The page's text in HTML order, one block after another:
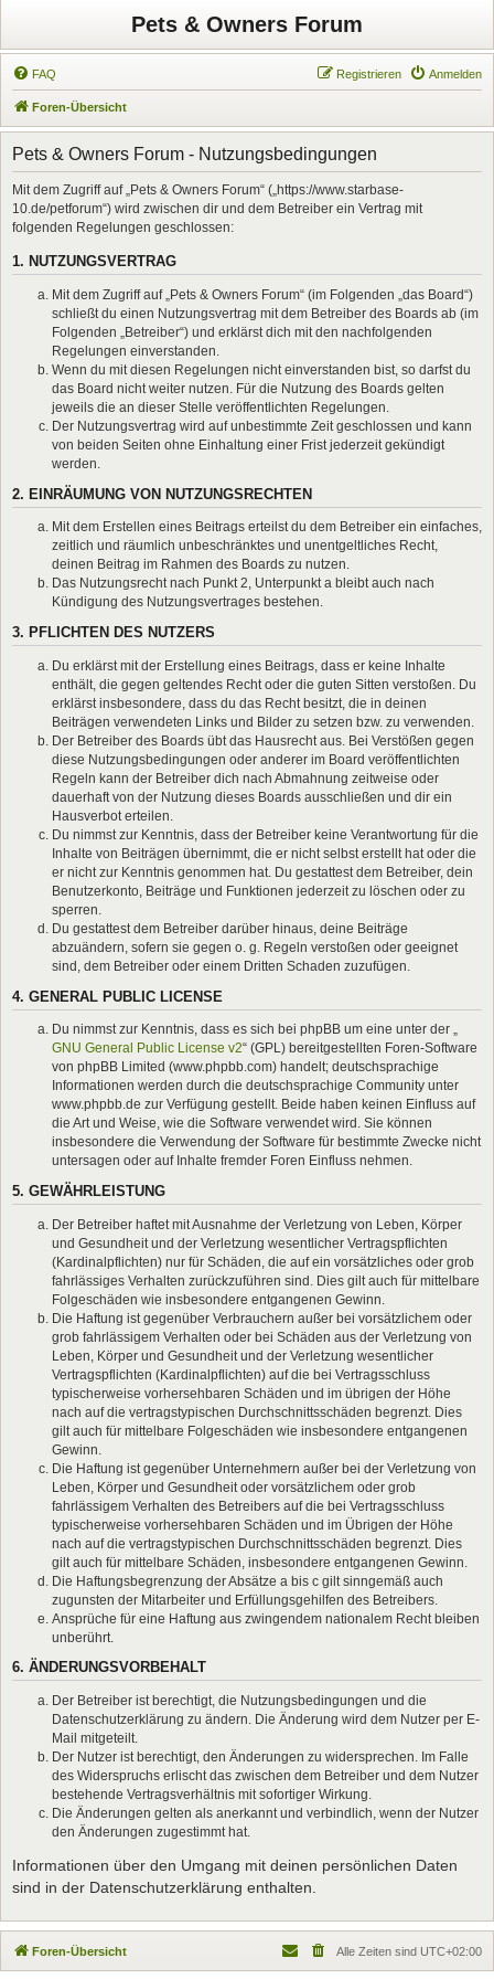
Pets & Owners Forum
FAQ Anmelden
Registrieren
Foren-Übersicht
Pets & Owners Forum - Nutzungsbedingungen
Mit dem Zugriff auf „Pets & Owners Forum“ („https://www.starbase-
10.de/petforum“) wird zwischen dir und dem Betreiber ein Vertrag mit
folgenden Regelungen geschlossen:
1. NUTZUNGSVERTRAG
Mit dem Zugriff auf „Pets & Owners Forum“ (im Folgenden „das Board“)
schließt du einen Nutzungsvertrag mit dem Betreiber des Boards ab (im
Folgenden „Betreiber“) und erklärst dich mit den nachfolgenden
Regelungen einverstanden.
Wenn du mit diesen Regelungen nicht einverstanden bist, so darfst du
das Board nicht weiter nutzen. Für die Nutzung des Boards gelten
jeweils die an dieser Stelle veröffentlichten Regelungen.
Der Nutzungsvertrag wird auf unbestimmte Zeit geschlossen und kann
von beiden Seiten ohne Einhaltung einer Frist jederzeit gekündigt
werden.
2. EINRÄUMUNG VON NUTZUNGSRECHTEN
Mit dem Erstellen eines Beitrags erteilst du dem Betreiber ein einfaches,
zeitlich und räumlich unbeschränktes und unentgeltliches Recht,
deinen Beitrag im Rahmen des Boards zu nutzen.
Das Nutzungsrecht nach Punkt 2, Unterpunkt a bleibt auch nach
Kündigung des Nutzungsvertrages bestehen.
3. PFLICHTEN DES NUTZERS
Du erklärst mit der Erstellung eines Beitrags, dass er keine Inhalte
enthält, die gegen geltendes Recht oder die guten Sitten verstoßen. Du
erklärst insbesondere, dass du das Recht besitzt, die in deinen
Beiträgen verwendeten Links und Bilder zu setzen bzw. zu verwenden.
Der Betreiber des Boards übt das Hausrecht aus. Bei Verstößen gegen
diese Nutzungsbedingungen oder anderer im Board veröffentlichten
Regeln kann der Betreiber dich nach Abmahnung zeitweise oder
dauerhaft von der Nutzung dieses Boards ausschließen und dir ein
Hausverbot erteilen.
Du nimmst zur Kenntnis, dass der Betreiber keine Verantwortung für die
Inhalte von Beiträgen übernimmt, die er nicht selbst erstellt hat oder die
er nicht zur Kenntnis genommen hat. Du gestattest dem Betreiber, dein
Benutzerkonto, Beiträge und Funktionen jederzeit zu löschen oder zu
sperren.
Du gestattest dem Betreiber darüber hinaus, deine Beiträge
abzuändern, sofern sie gegen o. g. Regeln verstoßen oder geeignet
sind, dem Betreiber oder einem Dritten Schaden zuzufügen.
4. GENERAL PUBLIC LICENSE
Du nimmst zur Kenntnis, dass es sich bei phpBB um eine unter der „
GNU General Public License v2“ (GPL) bereitgestellten Foren-Software
von phpBB Limited (www.phpbb.com) handelt; deutschsprachige
Informationen werden durch die deutschsprachige Community unter
www.phpbb.de zur Verfügung gestellt. Beide haben keinen Einfluss auf
die Art und Weise, wie die Software verwendet wird. Sie können
insbesondere die Verwendung der Software für bestimmte Zwecke nicht
untersagen oder auf Inhalte fremder Foren Einfluss nehmen.
5. GEWÄHRLEISTUNG
Der Betreiber haftet mit Ausnahme der Verletzung von Leben, Körper
und Gesundheit und der Verletzung wesentlicher Vertragspflichten
(Kardinalpflichten) nur für Schäden, die auf ein vorsätzliches oder grob
fahrlässiges Verhalten zurückzuführen sind. Dies gilt auch für mittelbare
Folgeschäden wie insbesondere entgangenen Gewinn.
Die Haftung ist gegenüber Verbrauchern außer bei vorsätzlichem oder
grob fahrlässigem Verhalten oder bei Schäden aus der Verletzung von
Leben, Körper und Gesundheit und der Verletzung wesentlicher
Vertragspflichten (Kardinalpflichten) auf die bei Vertragsschluss
typischerweise vorhersehbaren Schäden und im übrigen der Höhe
nach auf die vertragstypischen Durchschnittsschäden begrenzt. Dies
gilt auch für mittelbare Folgeschäden wie insbesondere entgangenen
Gewinn.
Die Haftung ist gegenüber Unternehmern außer bei der Verletzung von
Leben, Körper und Gesundheit oder vorsätzlichem oder grob
fahrlässigem Verhalten des Betreibers auf die bei Vertragsschluss
typischerweise vorhersehbaren Schäden und im Übrigen der Höhe
nach auf die vertragstypischen Durchschnittsschäden begrenzt. Dies
gilt auch für mittelbare Schäden, insbesondere entgangenen Gewinn.
Die Haftungsbegrenzung der Absätze a bis c gilt sinngemäß auch
zugunsten der Mitarbeiter und Erfüllungsgehilfen des Betreibers.
Ansprüche für eine Haftung aus zwingendem nationalem Recht bleiben
unberührt.
6. ÄNDERUNGSVORBEHALT
Der Betreiber ist berechtigt, die Nutzungsbedingungen und die
Datenschutzerklärung zu ändern. Die Änderung wird dem Nutzer per E-
Mail mitgeteilt.
Der Nutzer ist berechtigt, den Änderungen zu widersprechen. Im Falle
des Widerspruchs erlischt das zwischen dem Betreiber und dem Nutzer
bestehende Vertragsverhältnis mit sofortiger Wirkung.
Die Änderungen gelten als anerkannt und verbindlich, wenn der Nutzer
den Änderungen zugestimmt hat.
Informationen über den Umgang mit deinen persönlichen Daten
sind in der Datenschutzerklärung enthalten.
Foren-Übersicht Alle Zeiten sind UTC+02:00